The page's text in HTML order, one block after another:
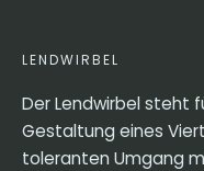
LENDWIRBEL
Der Lendwirbel steht
Gestaltung eines
toleranten Umgang